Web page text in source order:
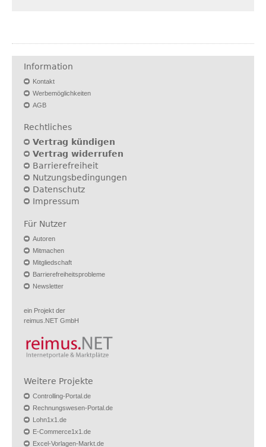
Information
Kontakt
Werbemöglichkeiten
AGB
Rechtliches
Vertrag kündigen
Vertrag widerrufen
Barrierefreiheit
Nutzungsbedingungen
Datenschutz
Impressum
Für Nutzer
Autoren
Mitmachen
Mitgliedschaft
Barrierefreiheitsprobleme
Newsletter
ein Projekt der
reimus.NET GmbH
Weitere Projekte
Controlling-Portal.de
Rechnungswesen-Portal.de
Lohn1x1.de
E-Commerce1x1.de
Excel-Vorlagen-Markt.de